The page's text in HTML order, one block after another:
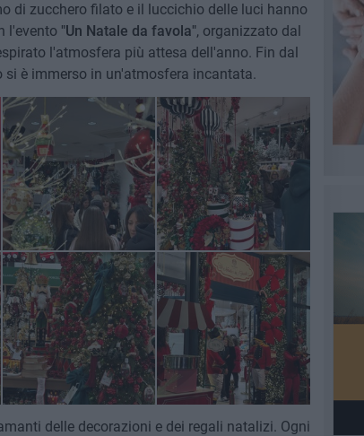
di zucchero filato e il luccichio delle luci hanno
l'evento "Un Natale da favola", organizzato dal
l'atmosfera più attesa dell'anno. Fin dal
è immerso in un'atmosfera incantata.
delle decorazioni e dei regali natalizi. Ogni